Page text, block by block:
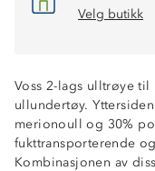
Velg butikk
Voss 2-lags ulltrøye
ullundertøy.
merionoull og 30%
fukttransporterende
Kombinasjonen av